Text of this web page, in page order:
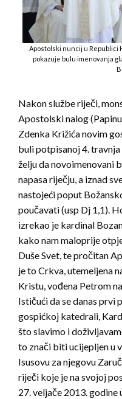
Apostolski nuncij u Republici
pokazuje bulu imenovanja
Nakon službe riječi,
Apostolski nalog
Zdenka Križića novim
buli potpisanoj 4.
želju da novoimenovani
napasa riječju, a iznad
nastojeći poput
poučavati (usp Dj 1,1).
izrekao je kardinal
kako nam maloprije
Duše Svet, te pročitan
je to Crkva, utemeljena
Kristu, vođena Petrom
Ističući da se danas prvi
gospićkoj katedrali,
što slavimo i
to znači biti ucijepljen u
Isusovu za njegovu
riječi koje je na svojoj
27. veljače 2013.